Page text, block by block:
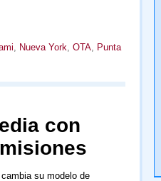
, Nueva York, OTA, Punta
con
su modelo de